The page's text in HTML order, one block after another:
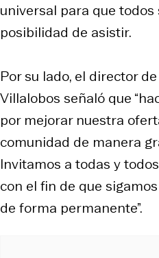
universal para que
posibilidad de asistir.
Por su lado, el director
Villalobos señaló que
por mejorar nuestra
comunidad de manera
Invitamos a todas y
con el fin de que
de forma permanente”.